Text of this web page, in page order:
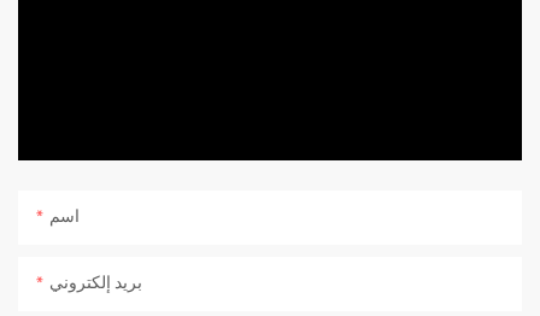
اسم
بريد إلكتروني